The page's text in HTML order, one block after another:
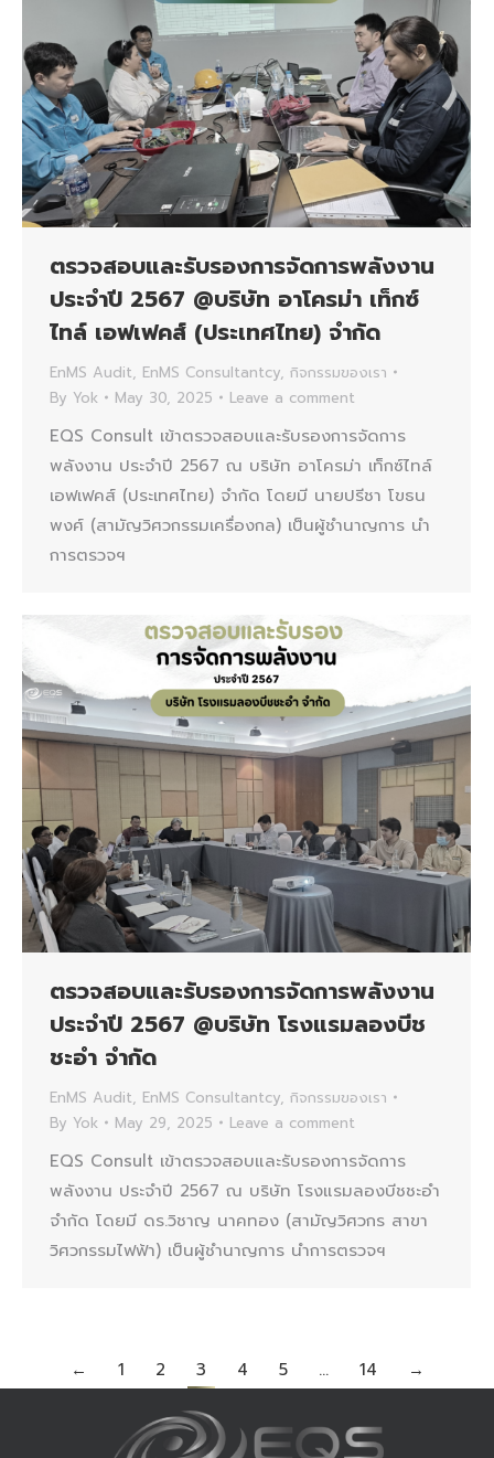
ตรวจสอบและรับรองการจัดการพลังงาน
ประจำปี 2567 @บริษัท อาโครม่า เท็กซ์
ไทล์ เอฟเฟคส์ (ประเทศไทย) จำกัด
EnMS Audit, EnMS Consultantcy, กิจกรรมของเรา
By Yok May 30, 2025 Leave a comment
EQS Consult เข้าตรวจสอบและรับรองการจัดการ
พลังงาน ประจำปี 2567 ณ บริษัท อาโครม่า เท็กซ์ไทล์
เอฟเฟคส์ (ประเทศไทย) จำกัด โดยมี นายปรีชา โขธน
พงศ์ (สามัญวิศวกรรมเครื่องกล) เป็นผู้ชำนาญการ นำ
การตรวจฯ
ตรวจสอบและรับรองการจัดการพลังงาน
ประจำปี 2567 @บริษัท โรงแรมลองบีช
ชะอำ จำกัด
EnMS Audit, EnMS Consultantcy, กิจกรรมของเรา
By Yok May 29, 2025 Leave a comment
EQS Consult เข้าตรวจสอบและรับรองการจัดการ
พลังงาน ประจำปี 2567 ณ บริษัท โรงแรมลองบีชชะอำ
จำกัด โดยมี ดร.วิชาญ นาคทอง (สามัญวิศวกร สาขา
วิศวกรรมไฟฟ้า) เป็นผู้ชำนาญการ นำการตรวจฯ
← 1 2 3 4 5 … 14 →